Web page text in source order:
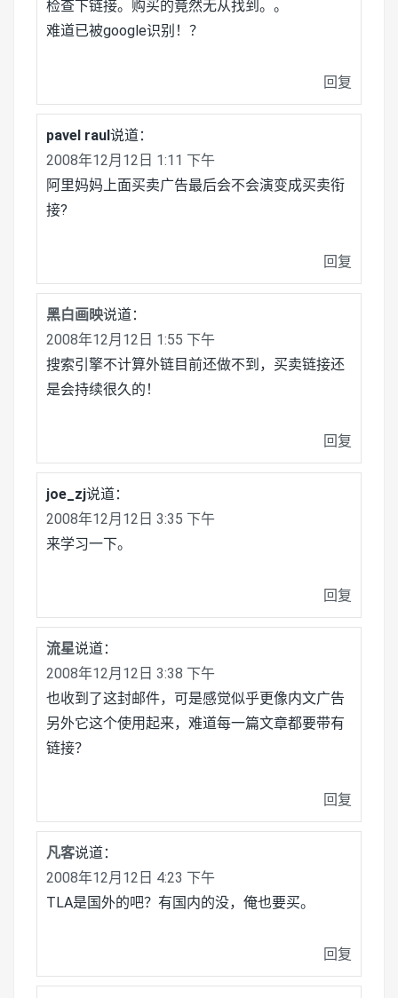
检查下链接。购买的竟然无从找到。。
难道已被google识别！？
回复
pavel raul说道：
2008年12月12日 1:11 下午
阿里妈妈上面买卖广告最后会不会演变成买卖衔
接?
回复
黑白画映说道：
2008年12月12日 1:55 下午
搜索引擎不计算外链目前还做不到，买卖链接还
是会持续很久的！
回复
joe_zj说道：
2008年12月12日 3:35 下午
来学习一下。
回复
流星说道：
2008年12月12日 3:38 下午
也收到了这封邮件，可是感觉似乎更像内文广告
另外它这个使用起来，难道每一篇文章都要带有
链接？
回复
凡客说道：
2008年12月12日 4:23 下午
TLA是国外的吧？有国内的没，俺也要买。
回复